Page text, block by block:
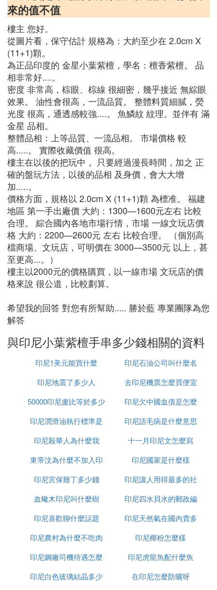
來的值不值
樓主 您好。
從圖片看，保守估計 規格為：大約至少在 2.0cm X
(11+1)顆。
為正品印度的 金星小葉紫檀，學名：檀香紫檀。 品
相非常好....。
密度 非常高，棕眼、棕線 很細密，幾乎接近 無綜眼
效果。 油性會很高，一流品質。 整體料質細膩，熒
光度 很高，通透感較強....。 魚鱗紋 紋理。並伴有 滿
金星 品相。
整體品相：上等品質、一流品相。 市場價格 較
高.....。 實際收藏價值 很高。
樓主在以後的把玩中， 只要經過漫長時間，加之 正
確的盤玩方法，以後的品相 及身價，會大大增
加.....。
價格方面，規格以 2.0cm X (11+1)顆 為標准。 福建
地區 第一手出廠價 大約：1300—1600元左右 比較
合理。 綜合國內各地市場行情，市場 一線文玩店價
格 大約：2200—2600元 左右 比較合理。 （個別高
檔商場、文玩店，可明價在 3000—3500元 以上，甚
至更高...。）
樓主以2000元的價格購買，以一線市場 文玩店的價
格來說 很公道，比較劃算。
希望我的回答 對您有所幫助..... 勝於藍 專業團隊為您
解答
與印尼小葉紫檀手串多少錢相關的資料
印尼1美元能買什麼
印尼石油公司叫什麼名
字
印尼地震了多少人
去印尼機票怎麼買便宜
50000印尼盧比等於多少
人民幣
印尼欠中國血債是怎麼
回事
印尼潤滑油執行標準是
什麼
印尼語毛病是什麼意思
印尼殺華人為什麼我
十一月印尼文怎麼寫
東帝汶為什麼不加入印
尼
印尼國家是什麼樣
印尼宮保雞丁多少錢
印尼讓人用得最多的社
交軟體是什麼意思
血蠍木印尼叫什麼樹
印尼四水貝水的郵政編
碼是多少
印尼喜歡聊什麼話題
印尼天然氣在國內賣多
少錢
印尼農村為什麼不吃肉
印尼椰粉怎麼樣
印尼鋼廠司機待遇怎麼
樣
印尼虎龍魚配什麼魚
印尼白色玻璃結晶多少
在印尼怎麼防曬呀